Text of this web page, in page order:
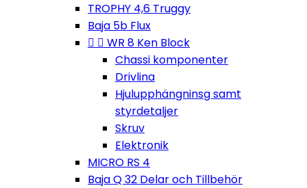
TROPHY 4,6 Truggy
Baja 5b Flux
  WR 8 Ken Block
Chassi komponenter
Drivlina
Hjulupphängninsg samt
styrdetaljer
Skruv
Elektronik
MICRO RS 4
Baja Q 32 Delar och Tillbehör